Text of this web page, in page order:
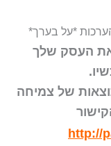
*על בערך*
את העסק שלך
תוצאות של צמיחה
http://